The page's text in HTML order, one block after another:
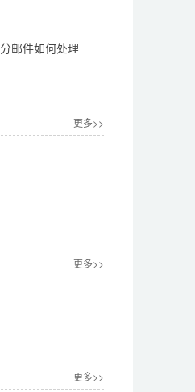
邮件如何处理
更多>>
更多>>
更多>>